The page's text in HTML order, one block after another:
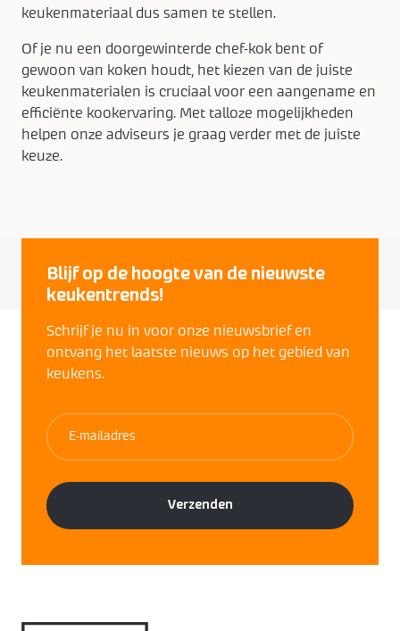
keukenmateriaal dus samen te stellen.
Of je nu een doorgewinterde chef-kok bent of
gewoon van koken houdt, het kiezen van de juiste
keukenmaterialen is cruciaal voor een aangename en
efficiënte kookervaring. Met talloze mogelijkheden
helpen onze adviseurs je graag verder met de juiste
keuze.
Blijf op de hoogte van de nieuwste
keukentrends!
Schrijf je nu in voor onze nieuwsbrief en
ontvang het laatste nieuws op het gebied van
keukens.